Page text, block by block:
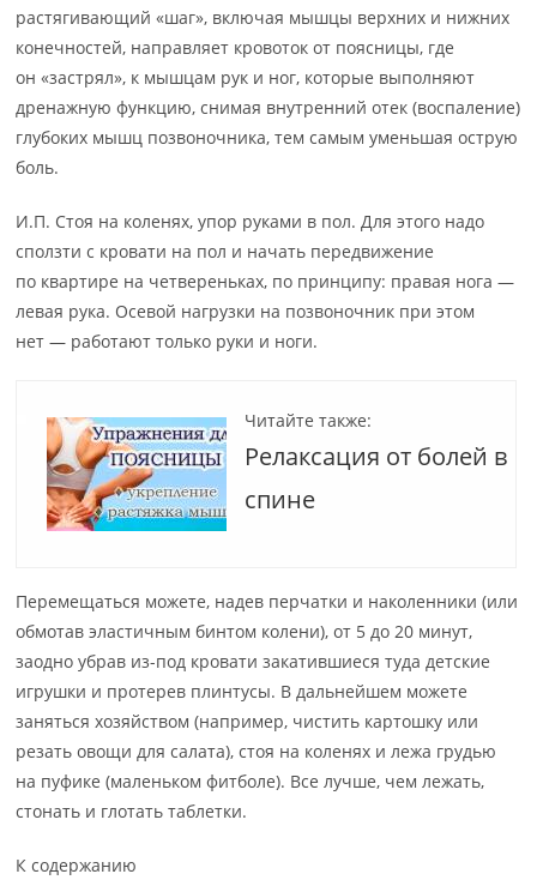
растягивающий «шаг», включая мышцы верхних и нижних
конечностей, направляет кровоток от поясницы, где
он «застрял», к мышцам рук и ног, которые выполняют
дренажную функцию, снимая внутренний отек (воспаление)
глубоких мышц позвоночника, тем самым уменьшая острую
боль.
И.П. Стоя на коленях, упор руками в пол. Для этого надо
сползти с кровати на пол и начать передвижение
по квартире на четвереньках, по принципу: правая нога —
левая рука. Осевой нагрузки на позвоночник при этом
нет — работают только руки и ноги.
Читайте также:
Релаксация от болей в
спине
Перемещаться можете, надев перчатки и наколенники (или
обмотав эластичным бинтом колени), от 5 до 20 минут,
заодно убрав из-под кровати закатившиеся туда детские
игрушки и протерев плинтусы. В дальнейшем можете
заняться хозяйством (например, чистить картошку или
резать овощи для салата), стоя на коленях и лежа грудью
на пуфике (маленьком фитболе). Все лучше, чем лежать,
стонать и глотать таблетки.
К содержанию